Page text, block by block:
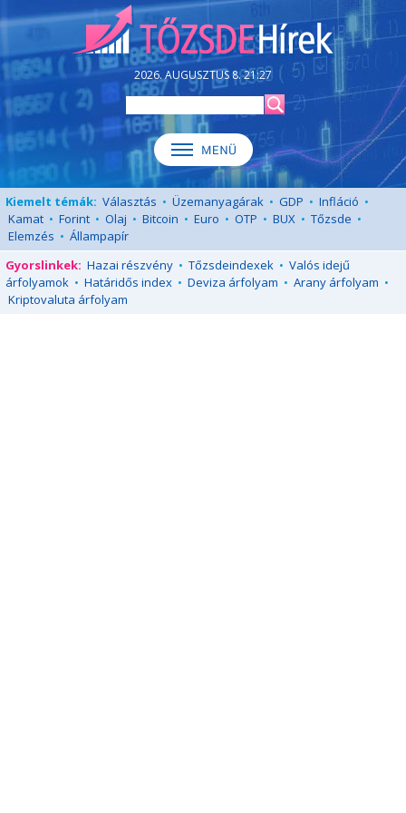
2026. AUGUSZTUS 8. 21:27
Kiemelt témák: Választás • Üzemanyagárak • GDP • Infláció •
Kamat • Forint • Olaj • Bitcoin • Euro • OTP • BUX • Tőzsde •
Elemzés • Állampapír
Gyorslinkek: Hazai részvény • Tőzsdeindexek • Valós idejű
árfolyamok • Határidős index • Deviza árfolyam • Arany árfolyam •
Kriptovaluta árfolyam